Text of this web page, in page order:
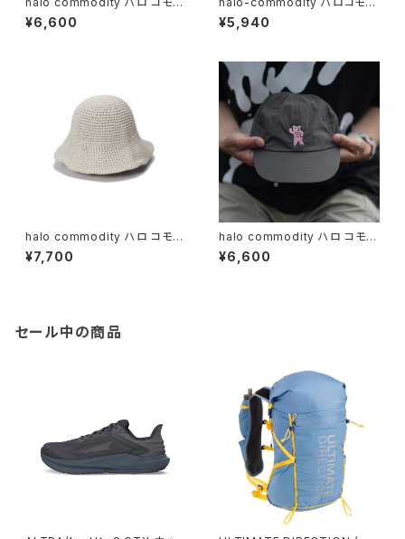
ィティ / Chip Dome Hat / bla
ck
¥6,600
ィティWhirl Hat / Black
¥5,940
halo commodity ハロ コモデ
ィティ / Dry Knit Hat / Ecru
¥7,700
halo commodity ハロ コモデ
ィティ / Mesh Bear Cap / C.
Grey
¥6,600
セール中の商品